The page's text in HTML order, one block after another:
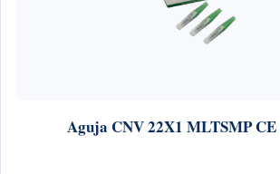
Aguja CNV 22X1 MLTSMP CE